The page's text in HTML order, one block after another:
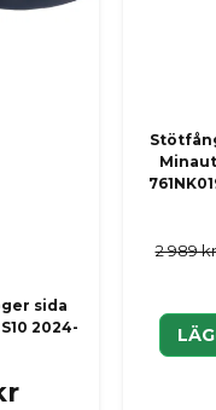
sida
2024-
2 989 kr
Skicka en fråga